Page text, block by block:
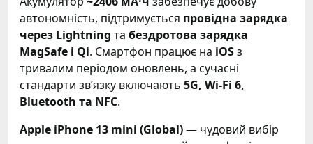
автономність, підтримується провідна зарядка
через Lightning та бездротова зарядка
MagSafe і Qi. Смартфон працює на iOSз
тривалим періодом оновлень, а сучасні
стандарти звʼязку включають 5G, Wi-Fi 6,
Bluetooth та NFC.
Apple iPhone 13 mini (Global)— чудовий вибір